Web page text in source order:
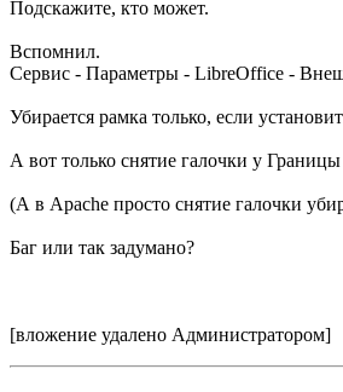
Подскажите, кто может.
Вспомнил.
Сервис - Параметры - LibreOffice -
Убирается рамка только, если
А вот только снятие галочки у
(А в Apache просто снятие галочки
Баг или так задумано?
[вложение удалено Администратором]